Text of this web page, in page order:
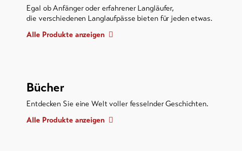
Egal ob Anfänger oder erfahrener Langläufer,
die verschiedenen Langlaufpässe bieten für jeden etwas.
Alle Produkte anzeigen
Bücher
Entdecken Sie eine Welt voller fesselnder Geschichten.
Alle Produkte anzeigen